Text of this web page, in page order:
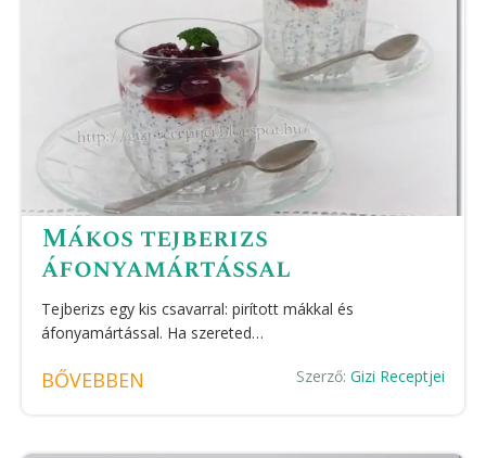
Mákos tejberizs
áfonyamártással
Tejberizs egy kis csavarral: pirított mákkal és
áfonyamártással. Ha szereted…
BŐVEBBEN Szerző: Gizi Receptjei